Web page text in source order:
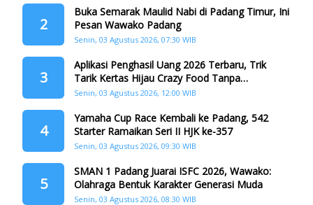
2
Buka Semarak Maulid Nabi di Padang Timur, Ini
Pesan Wawako Padang
Senin, 03 Agustus 2026, 07:30 WIB
3
Aplikasi Penghasil Uang 2026 Terbaru, Trik
Tarik Kertas Hijau Crazy Food Tanpa
Penggandaan
Senin, 03 Agustus 2026, 12:00 WIB
4
Yamaha Cup Race Kembali ke Padang, 542
Starter Ramaikan Seri II HJK ke-357
Senin, 03 Agustus 2026, 09:30 WIB
5
SMAN 1 Padang Juarai ISFC 2026, Wawako:
Olahraga Bentuk Karakter Generasi Muda
Senin, 03 Agustus 2026, 08:30 WIB